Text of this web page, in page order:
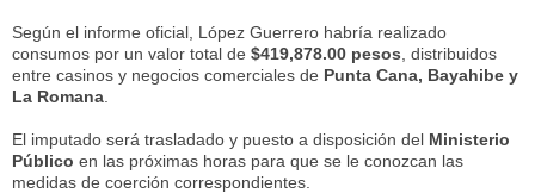
​Según el informe oficial, López Guerrero habría realizado
consumos por un valor total de $419,878.00 pesos , distribuidos
entre casinos y negocios comerciales de Punta Cana, Bayahibe y
La Romana
​El imputado será trasladado y puesto a disposición del Ministerio
Público en las próximas horas para que se le conozcan las
medidas de coerción correspondientes.